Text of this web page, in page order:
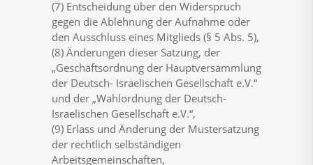
(7) Entscheidung über den Widerspruch
gegen die Ablehnung der Aufnahme oder
den Ausschluss eines Mitglieds (§ 5 Abs. 5),
(8) Änderungen dieser Satzung, der
„Geschäftsordnung der Hauptversammlung
der Deutsch- Israelischen Gesellschaft e.V.“
und der „Wahlordnung der Deutsch-
Israelischen Gesellschaft e.V.“,
(9) Erlass und Änderung der Mustersatzung
der rechtlich selbständigen
Arbeitsgemeinschaften,